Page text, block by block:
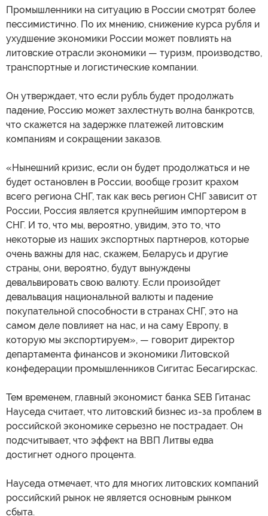
Промышленники на ситуацию в России смотрят более
пессимистично. По их мнению, снижение курса рубля и
ухудшение экономики России может повлиять на
литовские отрасли экономики — туризм, производство,
транспортные и логистические компании.
Он утверждает, что если рубль будет продолжать
падение, Россию может захлестнуть волна банкротсв,
что скажется на задержке платежей литовским
компаниям и сокращении заказов.
«Нынешний кризис, если он будет продолжаться и не
будет остановлен в России, вообще грозит крахом
всего региона СНГ, так как весь регион СНГ зависит от
России, Россия является крупнейшим импортером в
СНГ. И то, что мы, вероятно, увидим, это то, что
некоторые из наших экспортных партнеров, которые
очень важны для нас, скажем, Беларусь и другие
страны, они, вероятно, будут вынуждены
девальвировать свою валюту. Если произойдет
девальвация национальной валюты и падение
покупательной способности в странах СНГ, это на
самом деле повлияет на нас, и на саму Европу, в
которую мы экспортируем», — говорит директор
департамента финансов и экономики Литовской
конфедерации промышленников Сигитас Бесагирскас.
Тем временем, главный экономист банка SEB Гитанас
Науседа считает, что литовский бизнес из-за проблем в
российской экономике серьезно не пострадает. Он
подсчитывает, что эффект на ВВП Литвы едва
достигнет одного процента.
Науседа отмечает, что для многих литовских компаний
российский рынок не является основным рынком
сбыта.